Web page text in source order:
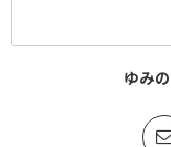
ゆみ